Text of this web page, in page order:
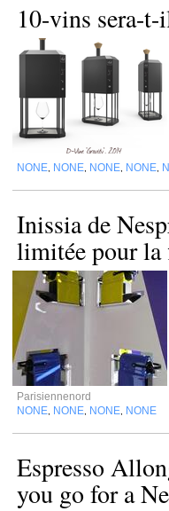
10-vins sera-
NONE NONE NONE NONE
Inissia de
limitée pour la
Parisiennenord
NONE NONE NONE NONE
Espresso
you go for a